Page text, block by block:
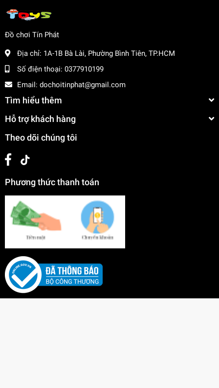
Đồ chơi Tín Phát
Địa chỉ: 1A-1B Bà Lài, Phường Bình Tiên, TP.HCM
Số điện thoại: 0377910199
Email: dochoitinphat@gmail.com
Tìm hiểu thêm
Hỗ trợ khách hàng
Theo dõi chúng tôi
Phương thức thanh toán